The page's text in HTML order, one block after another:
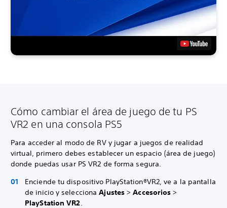
Cómo cambiar el área de juego de tu PS
VR2 en una consola PS5
Para acceder al modo de RV y jugar a juegos de realidad
virtual, primero debes establecer un espacio (área de juego)
donde puedas usar PS VR2 de forma segura.
Enciende tu dispositivo PlayStation®VR2, ve a la pantalla
de inicio y seleccionaAjustes>Accesorios >
PlayStation VR2